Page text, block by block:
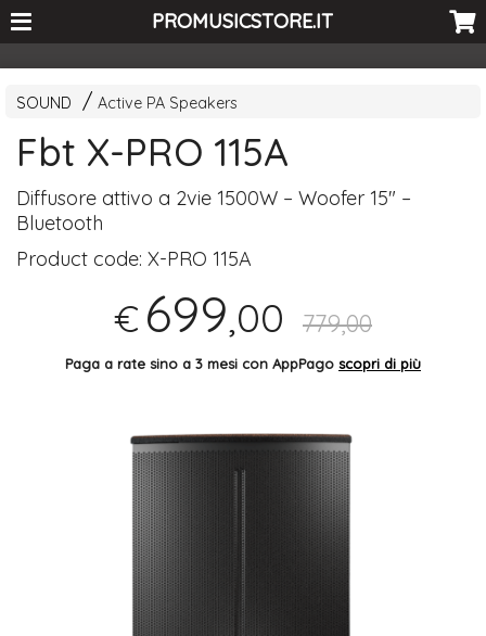
<-- Curio's GSC -->PROMUSICSTORE.IT
SOUND Active PA Speakers
Fbt X-PRO 115A
Diffusore attivo a 2vie 1500W – Woofer 15" –
Bluetooth
Product code:X-PRO 115A
€ 699,00 779,00
Paga a rate sino a 3 mesi con AppPago scopri di più